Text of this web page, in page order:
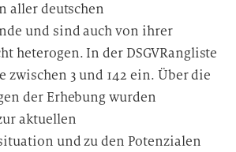
aller deutschen
und sind auch von ihrer
heterogen. In der DSGVRangliste
zwischen 3 und 142 ein. Über die
der Erhebung wurden
aktuellen
und zu den Potenzialen